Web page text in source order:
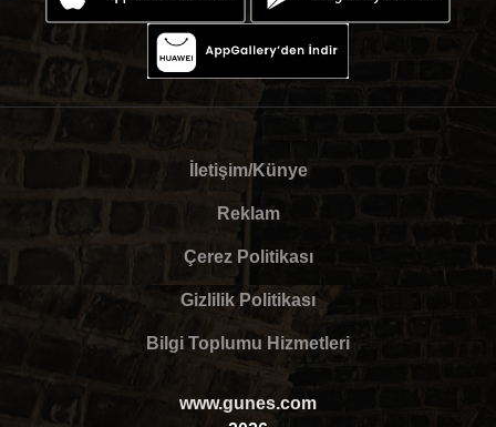
İletişim/Künye
Reklam
Çerez Politikası
Gizlilik Politikası
Bilgi Toplumu Hizmetleri
www.gunes.com